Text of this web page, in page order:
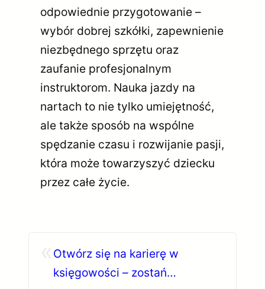
odpowiednie przygotowanie –
wybór dobrej szkółki, zapewnienie
niezbędnego sprzętu oraz
zaufanie profesjonalnym
instruktorom. Nauka jazdy na
nartach to nie tylko umiejętność,
ale także sposób na wspólne
spędzanie czasu i rozwijanie pasji,
która może towarzyszyć dziecku
przez całe życie.
Otwórz się na karierę w
księgowości – zostań